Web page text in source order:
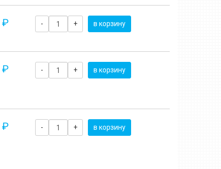
₽ - + в корзину
₽ - + в корзину
₽ - + в корзину